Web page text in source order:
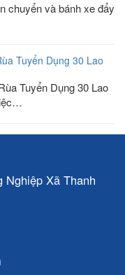
chuyển và bánh xe đẩy
Tuyển Dụng 30 Lao
Tuyển Dụng 30 Lao
Xã Thanh